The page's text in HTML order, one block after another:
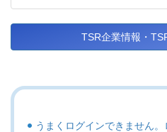
TSR企業情報・
うまくログインできません